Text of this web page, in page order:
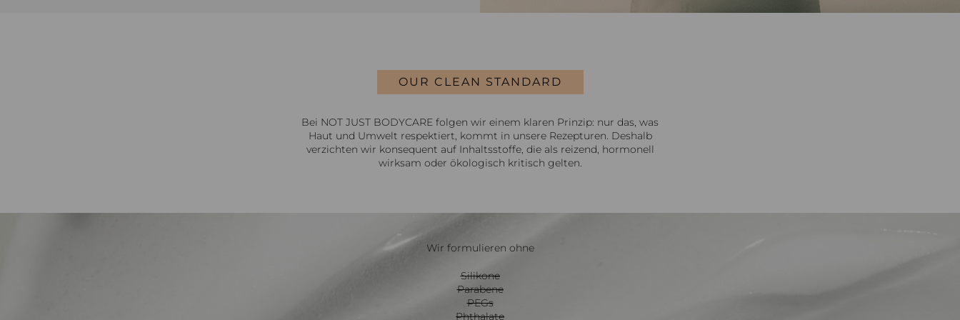
OUR CLEAN STANDARD
Bei NOT JUST BODYCARE folgen wir einem klaren Prinzip: nur das, was
Haut und Umwelt respektiert, kommt in unsere Rezepturen. Deshalb
verzichten wir konsequent auf Inhaltsstoffe, die als reizend, hormonell
wirksam oder ökologisch kritisch gelten.
Wir formulieren ohne
Silikone
Parabene
PEGs
Phthalate